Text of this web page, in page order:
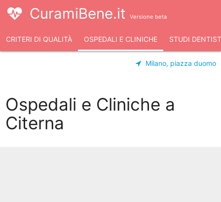
CuramiBene.it Versione beta
CRITERI DI QUALITÀ OSPEDALI E CLINICHE STUDI
Milano, piazza duomo
Ospedali e Cliniche a
Citerna